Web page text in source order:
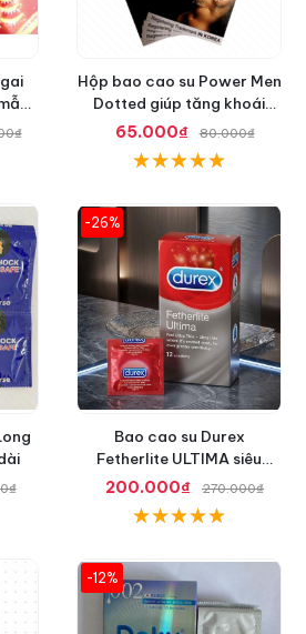
Hộp bao cao su Power Men
Dotted giúp tăng khoái
cảm gấp đôi
65.000₫ 80.000₫
-26%
Bao cao su Durex
Fetherlite ULTIMA siêu
mỏng tăng cảm giác
200.000₫ 270.000₫
-12%